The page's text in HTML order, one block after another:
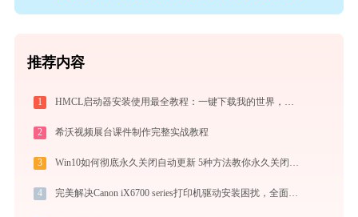
推荐内容
1 HMCL启动器安装使用最全教程：一键下载我的世界，轻松搞定Mod与Java配置
2 希沃视频展台课件制作完整实战教程
3 Win10如何彻底永久关闭自动更新 5种方法教你永久关闭win10自动更新
4 完美解决Canon iX6700 series打印机驱动安装困扰，全面下载安装教程